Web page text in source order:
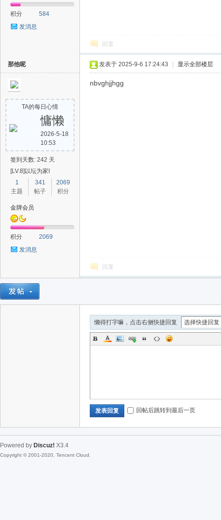
积分
584
发消息
回复
那他呢
TA的每日心情
慵懒
2026-5-18
10:53
签到天数: 242 天
[LV.8]以坛为家I
1
主题
341
帖子
2069
积分
金牌会员
积分
2069
发消息
发表于 2025-9-6 17:24:43 显示全部楼层
nbvghjjhgg
回复
懒得打字嘛，点击右侧快捷回复
发表回复 回帖后跳转到最后一页
Powered by Discuz! X3.4
Copyright © 2001-2020, Tencent Cloud.